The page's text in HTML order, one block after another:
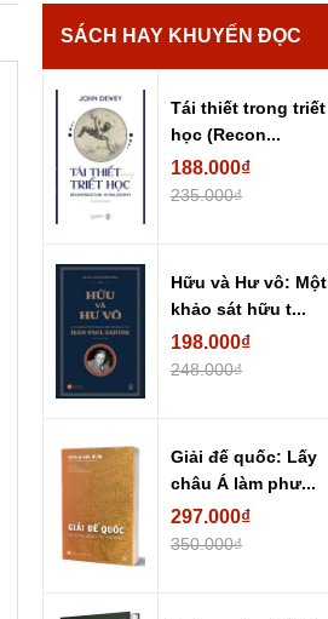
SÁCH HAY KHUYẾN ĐỌC
Tái thiết trong triết
học (Recon...
188.000₫
235.000₫
Hữu và Hư vô: Một
khảo sát hữu t...
198.000₫
248.000₫
Giải đế quốc: Lấy
châu Á làm phư...
297.000₫
350.000₫